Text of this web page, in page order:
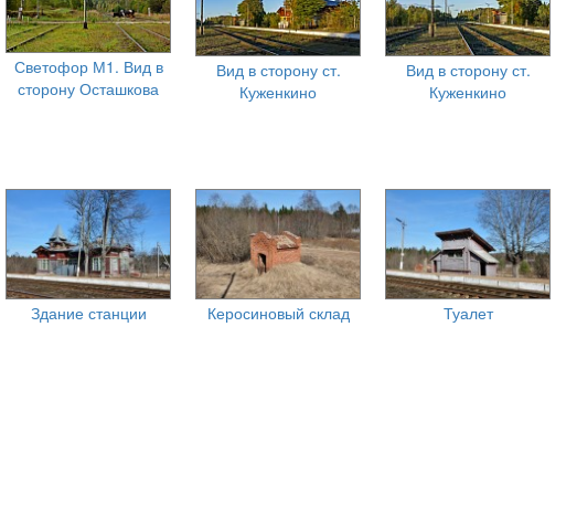
Светофор М1. Вид в
сторону Осташкова
Вид в сторону ст.
Куженкино
Вид в сторону ст.
Куженкино
Здание станции Керосиновый склад Туалет